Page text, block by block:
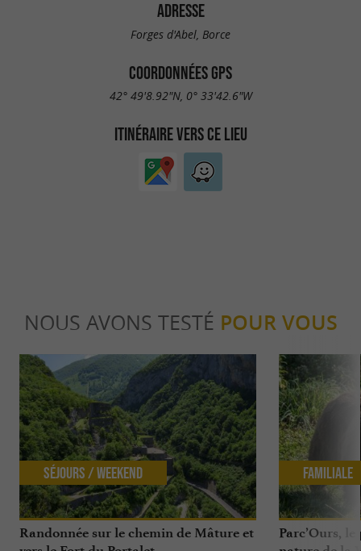
ADRESSE
Forges d'Abel, Borce
COORDONNÉES GPS
42° 49'8.92"N, 0° 33'42.6"W
ITINÉRAIRE VERS CE LIEU
NOUS AVONS TESTÉ POUR VOUS
Randonnée sur le chemin de Mâture et
Séjours / Weekend
Parc’Ours,
Familiale